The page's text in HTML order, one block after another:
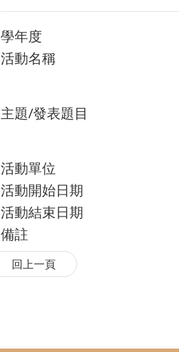
學年度
活動名稱
主題/發表題目
活動單位
活動開始日期
活動結束日期
備註